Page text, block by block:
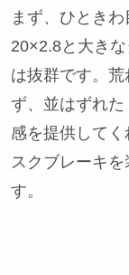
まず、ひとき
20×2.8と大き
は抜群です。
ず、並はずれ
感を提供して
スクブレーキ
す。